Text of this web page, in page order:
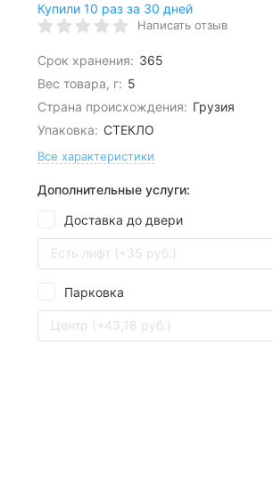
Купили 10 раз за 30 дней
Написать отзыв
Срок хранения: 365
Вес товара, г: 5
Страна происхождения: Грузия
Упаковка: СТЕКЛО
Все характеристики
Дополнительные услуги:
Доставка до двери
Есть лифт (+35 руб.)
Парковка
Центр (+43,18 руб.)